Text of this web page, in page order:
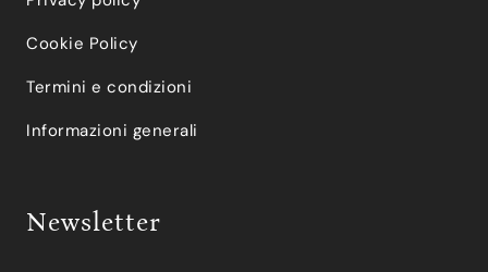
Cookie Policy
Termini e condizioni
Informazioni generali
Newsletter